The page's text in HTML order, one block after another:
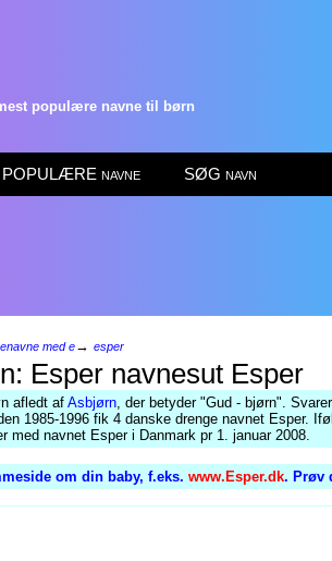
populære navne til børn
POPULÆRE navne SØG navn
med e→ esper
Esper
afledt af Asbjørn, der betyder "Gud - bjørn". Svarer
1985-1996 fik 4 danske drenge navnet Esper.
med navnet Esper i Danmark pr 1. januar 2008.
om din baby, f.eks. www.Esper.dk. Prøv